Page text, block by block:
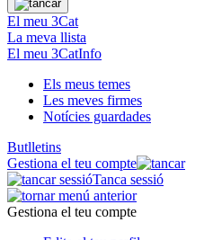
El meu 3Cat
La meva llista
El meu 3CatInfo
Els meus temes
Les meves firmes
Notícies guardades
Butlletins
Gestiona el teu compte
Tanca sessió
Gestiona el teu compte